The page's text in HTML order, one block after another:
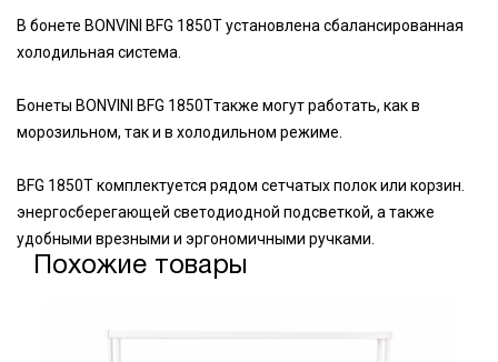
В бонете BONVINI BFG 1850T установлена сбалансированная
холодильная система.
Бонеты BONVINI BFG 1850Tтакже могут работать, как в
морозильном, так и в холодильном режиме.
BFG 1850T комплектуется рядом сетчатых полок или корзин.
энергосберегающей светодиодной подсветкой, а также
удобными врезными и эргономичными ручками.
Похожие товары